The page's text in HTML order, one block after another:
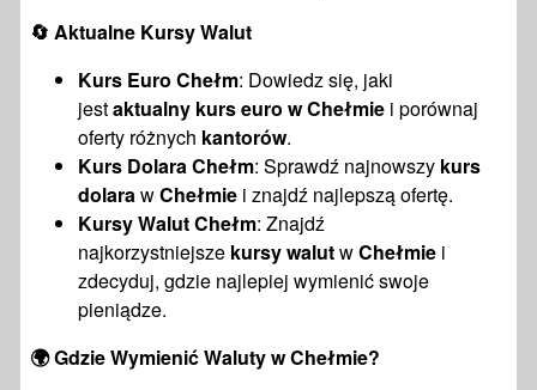
🔄 Aktualne Kursy Walut
Kurs Euro Chełm: Dowiedz się, jaki
jestaktualny kurs euro w Chełmie i porównaj
oferty różnych kantorów.
Kurs Dolara Chełm: Sprawdź najnowszy kurs
dolarawChełmie i znajdź najlepszą ofertę.
Kursy Walut Chełm: Znajdź
najkorzystniejsze kursy walutwChełmie i
zdecyduj, gdzie najlepiej wymienić swoje
pieniądze.
🌍Gdzie Wymienić Waluty w Chełmie?